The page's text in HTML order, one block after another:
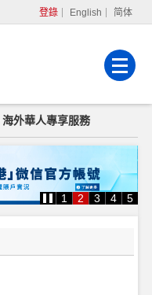
登錄 English 简体
強積金服務
海外華人專享服務
1 2 3 4 5